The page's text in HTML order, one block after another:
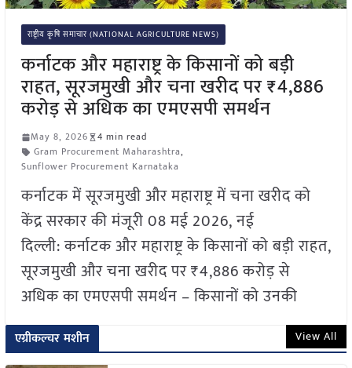
राष्ट्रीय कृषि समाचार (NATIONAL AGRICULTURE NEWS)
कर्नाटक और महाराष्ट्र के किसानों को बड़ी
राहत, सूरजमुखी और चना खरीद पर ₹4,886
करोड़ से अधिक का एमएसपी समर्थन
May 8, 2026
4 min read
Gram Procurement Maharashtra,
Sunflower Procurement Karnataka
कर्नाटक में सूरजमुखी और महाराष्ट्र में चना खरीद को
केंद्र सरकार की मंजूरी 08 मई 2026, नई
दिल्ली: कर्नाटक और महाराष्ट्र के किसानों को बड़ी राहत,
सूरजमुखी और चना खरीद पर ₹4,886 करोड़ से
अधिक का एमएसपी समर्थन – किसानों को उनकी
एग्रीकल्चर मशीन View All